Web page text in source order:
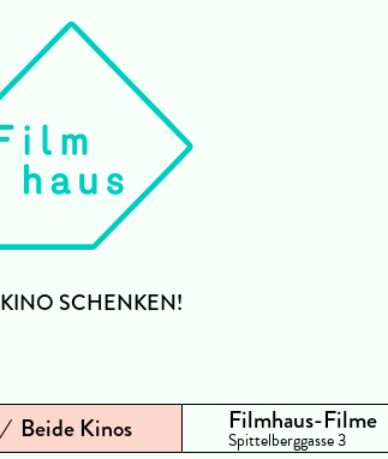
KINO SCHENKEN!
Beide Kinos Filmhaus-Filme
Spittelberggasse 3